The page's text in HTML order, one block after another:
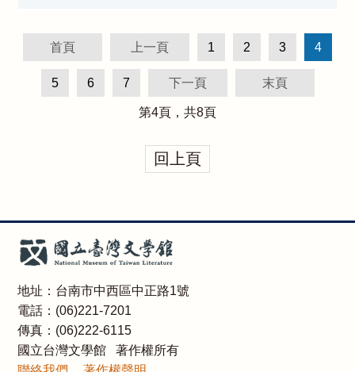
首頁 上一頁 1 2 3 4
5 6 7 下一頁 末頁
第4頁，共8頁
回上頁
地址：台南市中西區中正路1號
電話：(06)221-7201
傳真：(06)222-6115
國立台灣文學館 著作權所有